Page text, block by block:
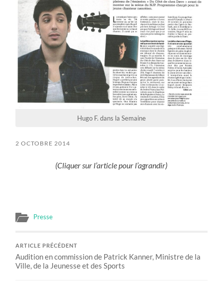
Hugo F. dans la Semaine
2 OCTOBRE 2014
(Cliquer sur l’article pour l’agrandir)
Presse
ARTICLE PRÉCÉDENT
Audition en commission de Patrick Kanner, Ministre de la
Ville, de la Jeunesse et des Sports